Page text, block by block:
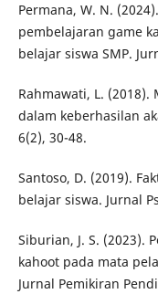
Permana, W. N.
pembelajaran game
belajar siswa SMP.
Rahmawati, L.
dalam keberhasilan
6(2), 30-48.
Santoso, D. (2019).
belajar siswa. Jurnal
Siburian, J. S. (2023).
kahoot pada mata
Jurnal Pemikiran